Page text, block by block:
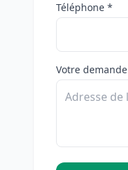
Téléphone *
Votre demande